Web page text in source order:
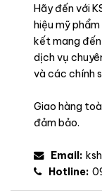
Công dụng
Hãy đến với
hiệu mỹ
kết mang
dịch vụ
và các chính
Giao hàng
đảm bảo.
Email:
Hotline: